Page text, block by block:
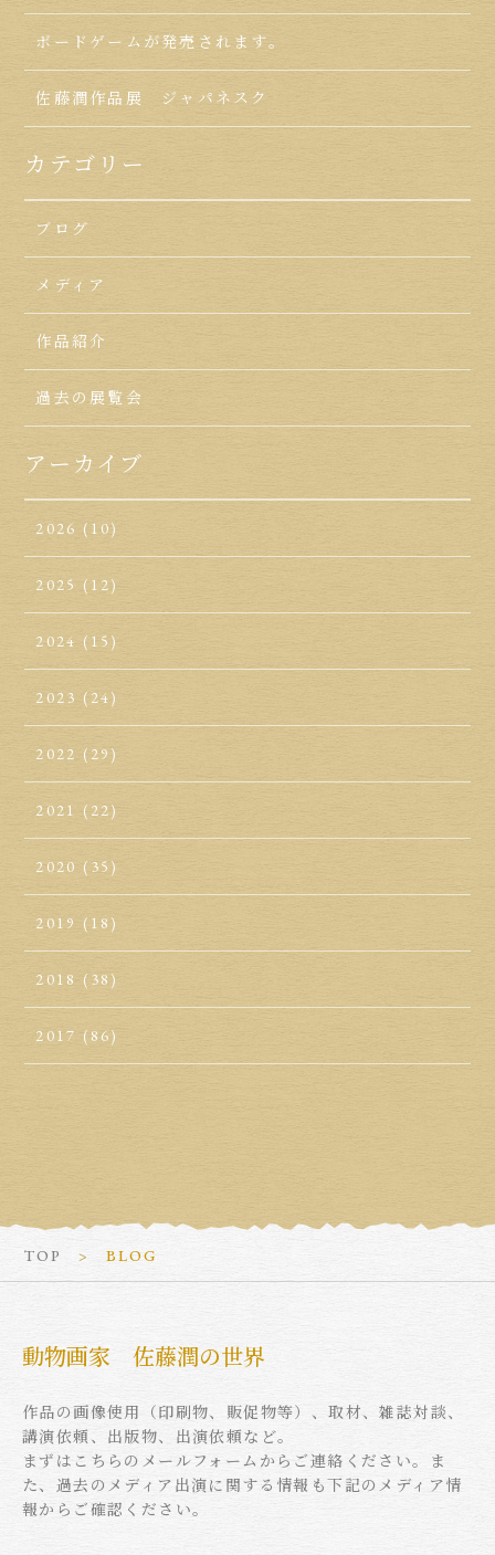
ボードゲームが発売されます。
佐藤潤作品展 ジャパネスク
カテゴリー
ブログ
メディア
作品紹介
過去の展覧会
アーカイブ
2026 (10)
2025 (12)
2024 (15)
2023 (24)
2022 (29)
2021 (22)
2020 (35)
2019 (18)
2018 (38)
2017 (86)
TOP BLOG
動物画家 佐藤潤の世界
作品の画像使用（印刷物、販促物等）、取材、雑誌対談、
講演依頼、出版物、出演依頼など。
まずはこちらのメールフォームからご連絡ください。ま
た、過去のメディア出演に関する情報も下記のメディア情
報からご確認ください。